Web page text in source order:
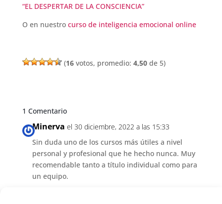
“EL DESPERTAR DE LA CONSCIENCIA”
O en nuestro curso de inteligencia emocional online
(16votos, promedio: 4,50de 5)
1 Comentario
Minerva el 30 diciembre, 2022 a las 15:33
Sin duda uno de los cursos más útiles a nivel
personal y profesional que he hecho nunca. Muy
recomendable tanto a título individual como para
un equipo.